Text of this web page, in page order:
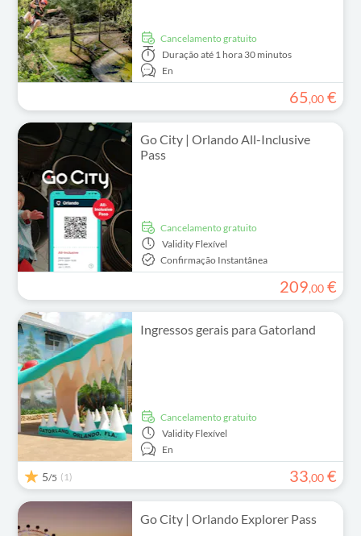
Cancelamento gratuito
Duraçãoaté 1 hora 30 minutos
En
65,00 €
Go City | Orlando All-Inclusive
Pass
Cancelamento gratuito
Validity Flexível
Confirmação Instantânea
209,00 €
Ingressos gerais para Gatorland
Cancelamento gratuito
Validity Flexível
En
5/5 (1) 33,00 €
Go City | Orlando Explorer Pass